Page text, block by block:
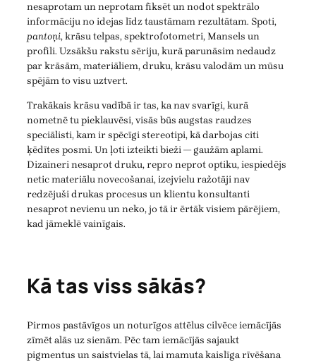
nesaprotam un neprotam fiksēt un nodot spektrālo
informāciju no idejas līdz taustāmam rezultātam. Spoti,
pantoņi, krāsu telpas, spektrofotometri, Mansels un
profili. Uzsākšu rakstu sēriju, kurā parunāsim nedaudz
par krāsām, materiāliem, druku, krāsu valodām un mūsu
spējām to visu uztvert.
Trakākais krāsu vadībā ir tas, ka nav svarīgi, kurā
nometnē tu pieklauvēsi, visās būs augstas raudzes
speciālisti, kam ir spēcīgi stereotipi, kā darbojas citi
ķēdītes posmi. Un ļoti izteikti bieži — gaužām aplami.
Dizaineri nesaprot druku, repro neprot optiku, iespiedējs
netic materiālu novecošanai, izejvielu ražotāji nav
redzējuši drukas procesus un klientu konsultanti
nesaprot nevienu un neko, jo tā ir ērtāk visiem pārējiem,
kad jāmeklē vainīgais.
Kā tas viss sākās?
Pirmos pastāvīgos un noturīgos attēlus cilvēce iemācījās
zīmēt alās uz sienām. Pēc tam iemācījās sajaukt
pigmentus un saistvielas tā, lai mamuta kaislīga rīvēšana